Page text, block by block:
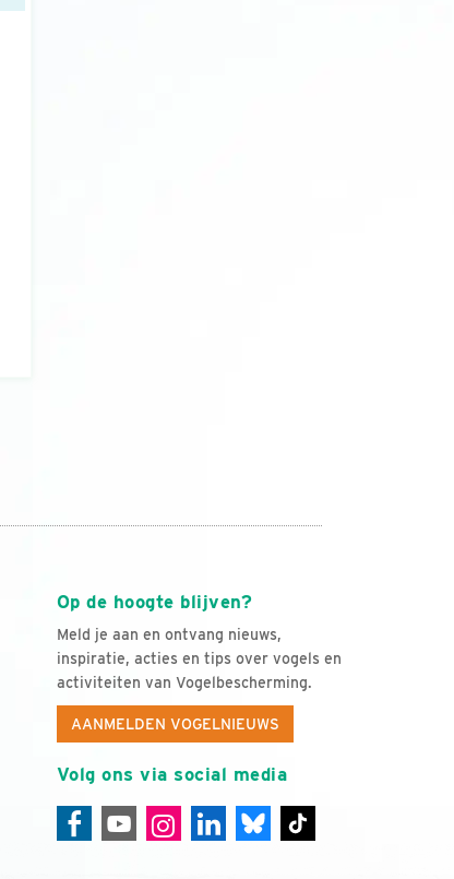
Op de hoogte blijven?
Meld je aan en ontvang nieuws,
inspiratie, acties en tips over vogels en
activiteiten van Vogelbescherming.
AANMELDEN VOGELNIEUWS
Volg ons via social media